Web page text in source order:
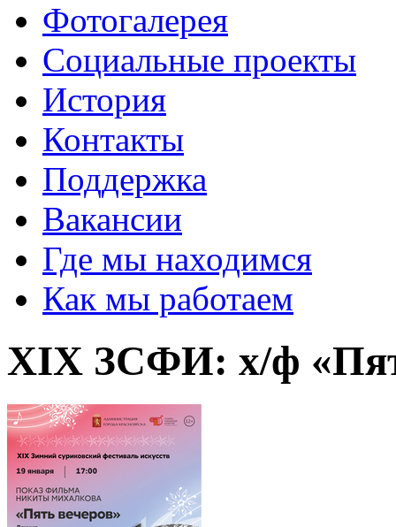
Фотогалерея
Социальные проекты
История
Контакты
Поддержка
Вакансии
Где мы находимся
Как мы работаем
XIX ЗСФИ: х/ф